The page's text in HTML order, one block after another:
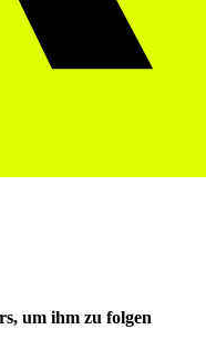
um ihm zu folgen